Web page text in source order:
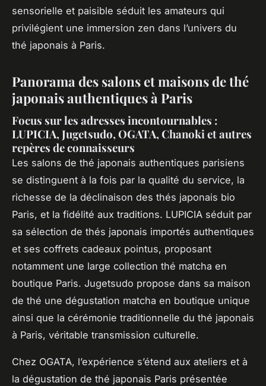
sensorielle et paisible séduit les amateurs qui
privilégient une immersion zen dans l’univers du
thé japonais à Paris.
Panorama des salons et maisons de thé
japonais authentiques à Paris
Focus sur les adresses incontournables :
LUPICIA, Jugetsudo, OGATA, Chanoki et autres
repères de connaisseurs
Les salons de thé japonais authentiques parisiens
se distinguent à la fois par la qualité du service, la
richesse de la déclinaison des thés japonais bio
Paris, et la fidélité aux traditions. LUPICIA séduit par
sa sélection de thés japonais importés authentiques
et ses coffrets cadeaux pointus, proposant
notamment une large collection thé matcha en
boutique Paris. Jugetsudo propose dans sa maison
de thé une dégustation matcha en boutique unique
ainsi que la cérémonie traditionnelle du thé japonais
à Paris, véritable transmission culturelle.
Chez OGATA, l’expérience s’étend aux ateliers et à
la dégustation de thé japonais Paris présentée